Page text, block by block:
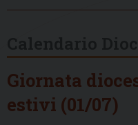
Giornata
estivi (01/07)